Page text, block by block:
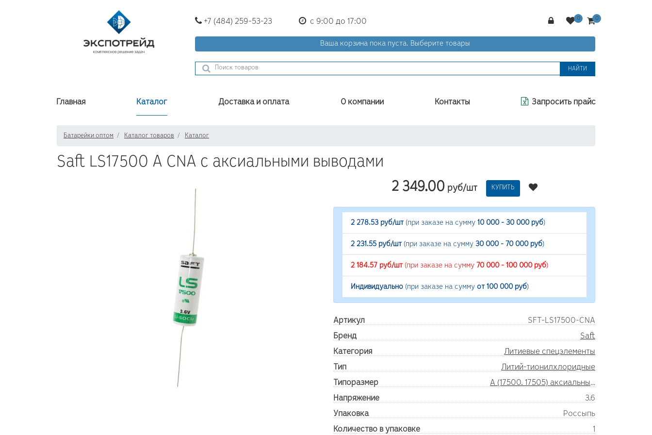
+7 (484) 259-53-23 с 9:00 до 17:00
Ваша корзина пока пуста. Выберите товары
НАЙТИ
Главная Каталог Доставка и оплата О компании Контакты Запросить прайс
Батарейки оптом Каталог товаров Каталог
Saft LS17500 A CNA с аксиальными выводами
2 349.00 руб/шт КУПИТЬ
2 278.53 руб/шт(при заказе на сумму 10 000 - 30 000 руб)
2 231.55 руб/шт(при заказе на сумму 30 000 - 70 000 руб)
2 184.57 руб/шт(при заказе на сумму 70 000 - 100 000 руб)
Индивидуально (при заказе на сумму от 100 000 руб)
Артикул
SFT-LS17500-CNA
Бренд
Saft
Категория
Литиевые спецэлементы
Тип
Литий-тионилхлоридные
Типоразмер
A (17500. 17505) аксиальные выводы
Напряжение
3.6
Упаковка
Россыпь
Количество в упаковке
1